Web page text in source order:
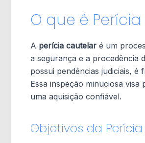
O que é
A perícia cautelar é um
a segurança e a procedência
possui pendências judiciais,
Essa inspeção minuciosa
uma aquisição confiável.
Objetivos da